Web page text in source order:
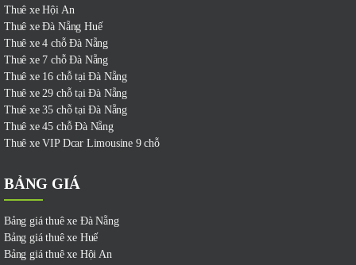
Thuê xe Hội An
Thuê xe Đà Nẵng Huế
Thuê xe 4 chỗ Đà Nẵng
Thuê xe 7 chỗ Đà Nẵng
Thuê xe 16 chỗ tại Đà Nẵng
Thuê xe 29 chỗ tại Đà Nẵng
Thuê xe 35 chỗ tại Đà Nẵng
Thuê xe 45 chỗ Đà Nẵng
Thuê xe VIP Dcar Limousine 9 chỗ
BẢNG GIÁ
Bảng giá thuê xe Đà Nẵng
Bảng giá thuê xe Huế
Bảng giá thuê xe Hội An